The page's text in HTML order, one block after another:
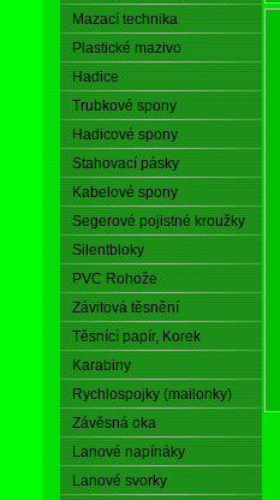
Mazací technika
Plastické mazivo
Hadice
Trubkové spony
Hadicové spony
Stahovací pásky
Kabelové spony
Segerové pojistné kroužky
Silentbloky
PVC Rohože
Závitová těsnění
Těsnící papír, Korek
Karabiny
Rychlospojky (mailonky)
Závěsná oka
Lanové napínáky
Lanové svorky